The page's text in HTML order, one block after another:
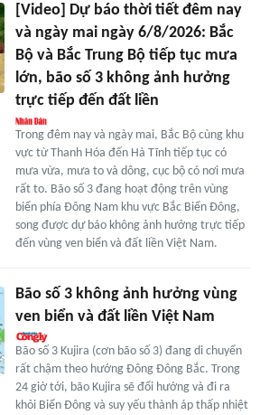
[Video] Dự báo thời tiết đêm nay
và ngày mai ngày 6/8/2026: Bắc
Bộ và Bắc Trung Bộ tiếp tục mưa
lớn, bão số 3 không ảnh hưởng
trực tiếp đến đất liền
Trong đêm nay và ngày mai, Bắc Bộ cùng khu
vực từ Thanh Hóa đến Hà Tĩnh tiếp tục có
mưa vừa, mưa to và dông, cục bộ có nơi mưa
rất to. Bão số 3 đang hoạt động trên vùng
biển phía Đông Nam khu vực Bắc Biển Đông,
song được dự báo không ảnh hưởng trực tiếp
đến vùng ven biển và đất liền Việt Nam.
Bão số 3 không ảnh hưởng vùng
ven biển và đất liền Việt Nam
Bão số 3 Kujira (cơn bão số 3) đang di chuyển
rất chậm theo hướng Đông Đông Bắc. Trong
24 giờ tới, bão Kujira sẽ đổi hướng và đi ra
khỏi Biển Đông và suy yếu thành áp thấp nhiệt